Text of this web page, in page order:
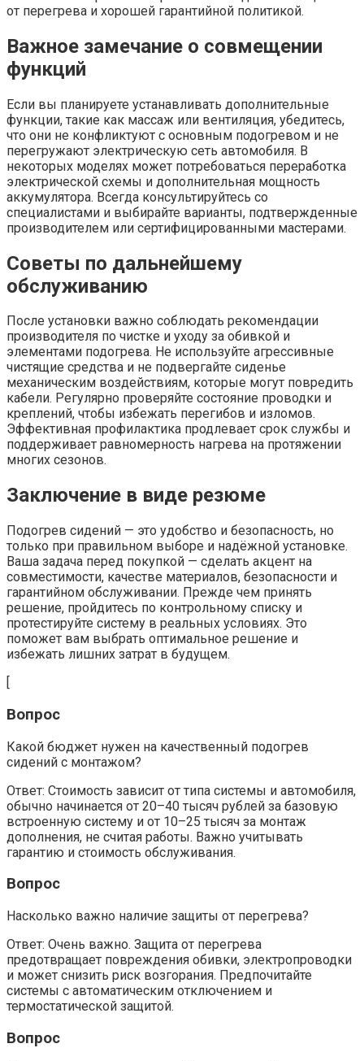
от перегрева и хорошей гарантийной политикой.
Важное замечание о совмещении
функций
Если вы планируете устанавливать дополнительные
функции, такие как массаж или вентиляция, убедитесь,
что они не конфликтуют с основным подогревом и не
перегружают электрическую сеть автомобиля. В
некоторых моделях может потребоваться переработка
электрической схемы и дополнительная мощность
аккумулятора. Всегда консультируйтесь со
специалистами и выбирайте варианты, подтвержденные
производителем или сертифицированными мастерами.
Советы по дальнейшему
обслуживанию
После установки важно соблюдать рекомендации
производителя по чистке и уходу за обивкой и
элементами подогрева. Не используйте агрессивные
чистящие средства и не подвергайте сиденье
механическим воздействиям, которые могут повредить
кабели. Регулярно проверяйте состояние проводки и
креплений, чтобы избежать перегибов и изломов.
Эффективная профилактика продлевает срок службы и
поддерживает равномерность нагрева на протяжении
многих сезонов.
Заключение в виде резюме
Подогрев сидений — это удобство и безопасность, но
только при правильном выборе и надёжной установке.
Ваша задача перед покупкой — сделать акцент на
совместимости, качестве материалов, безопасности и
гарантийном обслуживании. Прежде чем принять
решение, пройдитесь по контрольному списку и
протестируйте систему в реальных условиях. Это
поможет вам выбрать оптимальное решение и
избежать лишних затрат в будущем.
Вопрос
Какой бюджет нужен на качественный подогрев
сидений с монтажом?
Ответ: Стоимость зависит от типа системы и автомобиля,
обычно начинается от 20–40 тысяч рублей за базовую
встроенную систему и от 10–25 тысяч за монтаж
дополнения, не считая работы. Важно учитывать
гарантию и стоимость обслуживания.
Вопрос
Насколько важно наличие защиты от перегрева?
Ответ: Очень важно. Защита от перегрева
предотвращает повреждения обивки, электропроводки
и может снизить риск возгорания. Предпочитайте
системы с автоматическим отключением и
термостатической защитой.
Вопрос